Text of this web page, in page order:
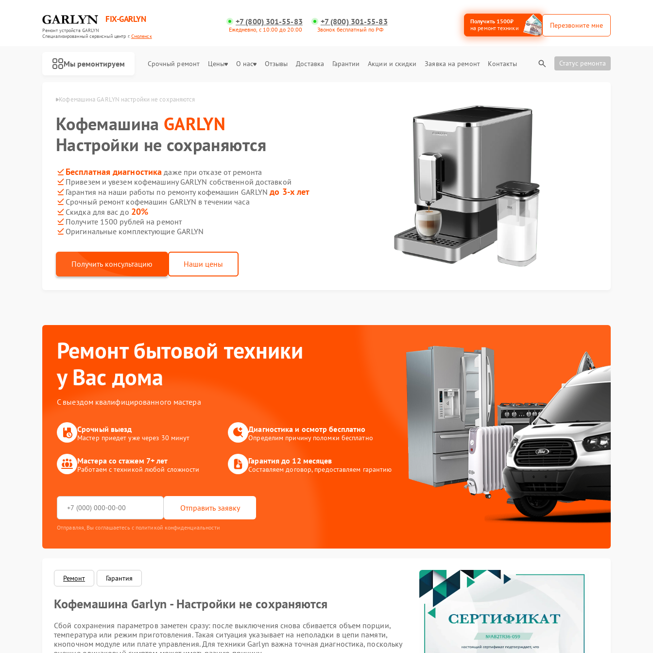
FIX-GARLYN
Ремонт устройств GARLYN
Специализированный cервисный центр г.Смоленск
+7 (800) 301-55-83
Ежедневно, с 10:00 до 20:00
+7 (800) 301-55-83
Звонок бесплатный по РФ
Получить 1500₽
на ремонт техники
Перезвоните мне
Мы ремонтируем Срочный ремонт Цены О нас Отзывы Доставка Гарантии Акции и скидки Заявка на ремонт Контакты Статус ремонта
в Смоленске Кофемашина GARLYN настройки не сохраняются
Кофемашина GARLYN
Настройки не сохраняются
Бесплатная диагностика даже при отказе от ремонта
Привезем и увезем кофемашину GARLYN собственной доставкой
Гарантия на наши работы по ремонту кофемашин GARLYNдо 3-х лет
Срочный ремонт кофемашин GARLYN в течении часа
Скидка для вас до 20%
Получите 1500 рублей на ремонт
Оригинальные комплектующие GARLYN
Получить консультацию Наши цены
Ремонт бытовой техники
у Вас дома
С выездом квалифицированного мастера
Срочный выезд
Мастер приедет уже через 30 минут
Диагностика и осмотр бесплатно
Определим причину поломки бесплатно
Мастера со стажем 7+ лет
Работаем с техникой любой сложности
Гарантия до 12 месяцев
Составляем договор, предоставляем гарантию
Отправить заявку
Отправляя, Вы соглашаетесь с политикой конфиденциальности
Ремонт Гарантия
Кофемашина Garlyn - Настройки не сохраняются
Сбой сохранения параметров заметен сразу: после выключения снова сбивается объем порции,
температура или режим приготовления. Такая ситуация указывает на неполадки в цепи памяти,
кнопочном модуле или плате управления. Для техники Garlyn важна точная диагностика, поскольку